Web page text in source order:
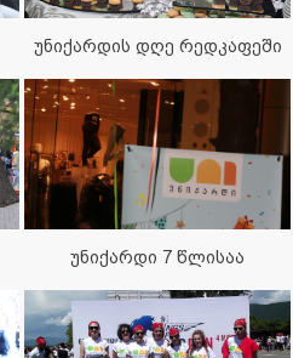
2017
უნიქარდის დღე რედკაფეში
უნიქარდი 7 წლისაა